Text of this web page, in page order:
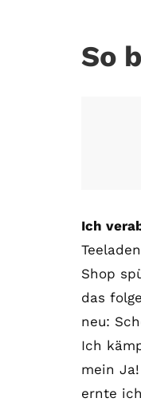
So
Ich
Shop
das
neu:
Ich
mein
ernte
Mit
Laden